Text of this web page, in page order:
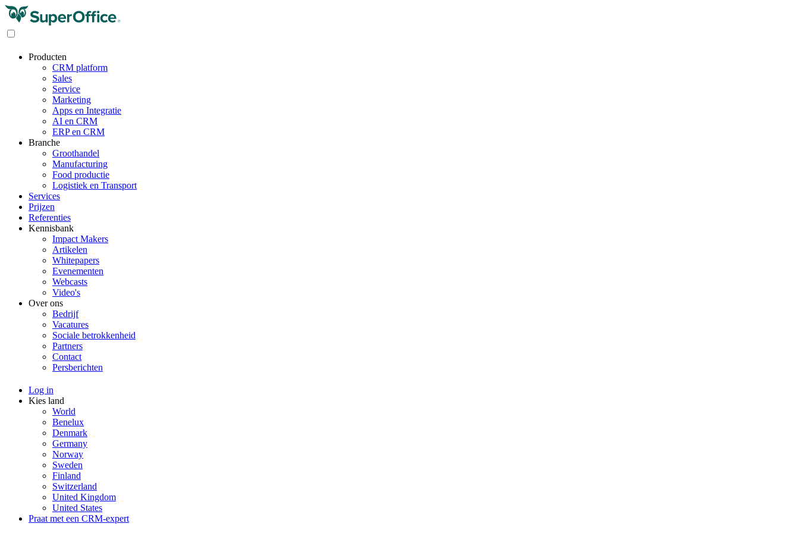
Producten
CRM platform
Sales
Service
Marketing
Apps en Integratie
AI en CRM
ERP en CRM
Branche
Groothandel
Manufacturing
Food productie
Logistiek en Transport
Services
Prijzen
Referenties
Kennisbank
Impact Makers
Artikelen
Whitepapers
Evenementen
Webcasts
Video's
Over ons
Bedrijf
Vacatures
Sociale betrokkenheid
Partners
Contact
Persberichten
Log in
Kies land
World
Benelux
Denmark
Germany
Norway
Sweden
Finland
Switzerland
United Kingdom
United States
Praat met een CRM-expert